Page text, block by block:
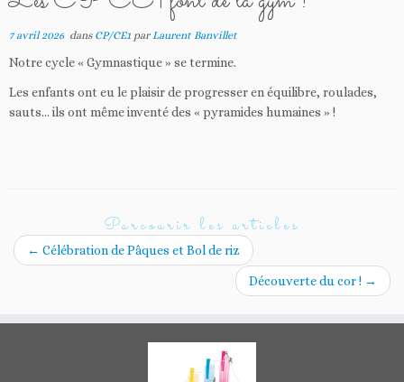
7 avril 2026dans CP/CE1 parLaurent Banvillet
Notre cycle « Gymnastique » se termine.
Les enfants ont eu le plaisir de progresser en équilibre, roulades,
sauts… ils ont même inventé des « pyramides humaines » !
Parcourir les articles
← Célébration de Pâques et Bol de riz
Découverte du cor ! →